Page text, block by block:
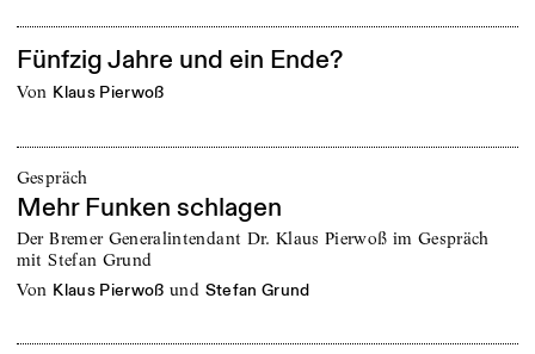
Fünfzig Jahre und ein Ende?
von Klaus Pierwoß
Gespräch
Mehr Funken schlagen
Der Bremer Generalintendant Dr. Klaus Pierwoß im Gespräch
mit Stefan Grund
von Klaus Pierwoß und Stefan Grund